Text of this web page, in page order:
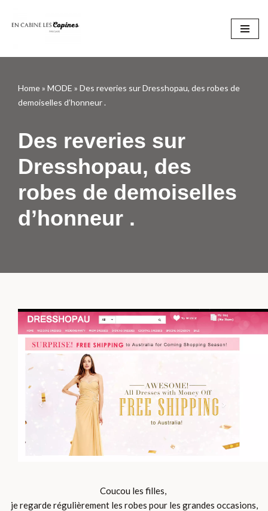
Home» MODE » Des reveries sur Dresshopau, des robes de
demoiselles d’honneur .
Des reveries sur
Dresshopau, des
robes de demoiselles
d’honneur .
Coucou les filles,
je regarde régulièrement les robes pour les grandes occasions,